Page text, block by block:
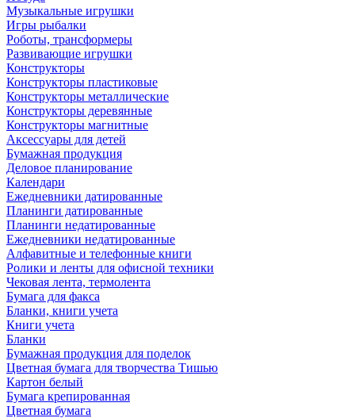
Музыкальные игрушки
Игры рыбалки
Роботы, трансформеры
Развивающие игрушки
Конструкторы
Конструкторы пластиковые
Конструкторы металлические
Конструкторы деревянные
Конструкторы магнитные
Аксессуары для детей
Бумажная продукция
Деловое планирование
Календари
Ежедневники датированные
Планинги датированные
Планинги недатированные
Ежедневники недатированные
Алфавитные и телефонные книги
Ролики и ленты для офисной техники
Чековая лента, термолента
Бумага для факса
Бланки, книги учета
Книги учета
Бланки
Бумажная продукция для поделок
Цветная бумага для творчества Тишью
Картон белый
Бумага крепированная
Цветная бумага